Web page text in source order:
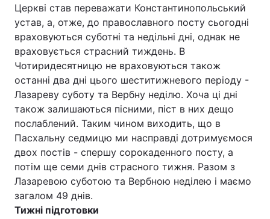
Церкві став переважати Константинопольський
устав, а, отже, до православного посту сьогодні
враховуються суботні та недільні дні, однак не
враховується страсний тиждень. В
Чотиридесятницю не враховуються також
останні два дні цього шеститижневого періоду -
Лазареву суботу та Вербну неділю. Хоча ці дні
також залишаються пісними, піст в них дещо
послаблений. Таким чином виходить, що в
Пасхальну седмицю ми насправді дотримуємося
двох постів - спершу сорокаденного посту, а
потім ще семи днів страсного тижня. Разом з
Лазаревою суботою та Вербною неділею і маємо
загалом 49 днів.
Тижні підготовки